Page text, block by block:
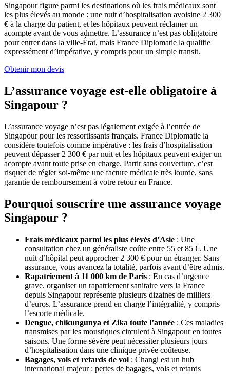
Singapour figure parmi les destinations où les frais médicaux sont
les plus élevés au monde : une nuit d’hospitalisation avoisine 2 300
€ à la charge du patient, et les hôpitaux peuvent réclamer un
acompte avant de vous admettre. L’assurance n’est pas obligatoire
pour entrer dans la ville-État, mais France Diplomatie la qualifie
expressément d’impérative, y compris pour un simple transit.
Obtenir mon devis
L’assurance voyage est-elle obligatoire à
Singapour ?
L’assurance voyage n’est pas légalement exigée à l’entrée de
Singapour pour les ressortissants français. France Diplomatie la
considère toutefois comme impérative : les frais d’hospitalisation
peuvent dépasser 2 300 € par nuit et les hôpitaux peuvent exiger un
acompte avant toute prise en charge. Partir sans couverture, c’est
risquer de régler soi-même une facture médicale très lourde, sans
garantie de remboursement à votre retour en France.
Pourquoi souscrire une assurance voyage
Singapour ?
Frais médicaux parmi les plus élevés d’Asie : Une
consultation chez un généraliste coûte entre 55 et 85 €. Une
nuit d’hôpital peut approcher 2 300 € pour un étranger. Sans
assurance, vous avancez la totalité, parfois avant d’être admis.
Rapatriement à 11 000 km de Paris : En cas d’urgence
grave, organiser un rapatriement sanitaire vers la France
depuis Singapour représente plusieurs dizaines de milliers
d’euros. L’assurance prend en charge l’intégralité, y compris
l’escorte médicale.
Dengue, chikungunya et Zika toute l’année : Ces maladies
transmises par les moustiques circulent à Singapour en toutes
saisons. Une forme sévère peut nécessiter plusieurs jours
d’hospitalisation dans une clinique privée coûteuse.
Bagages, vols et retards de vol : Changi est un hub
international majeur : pertes de bagages, vols et retards